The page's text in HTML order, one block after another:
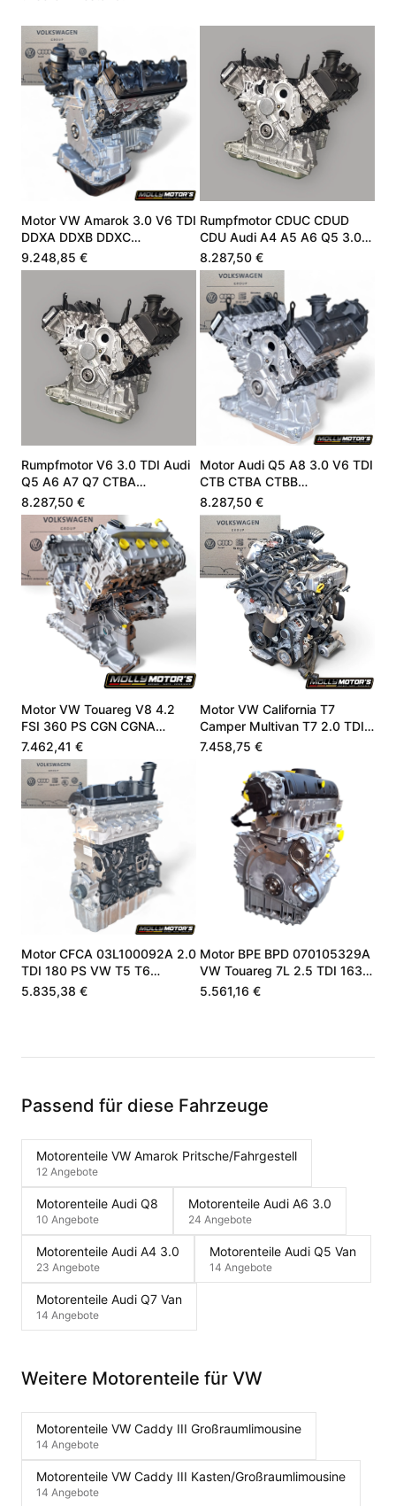
Motor VW Amarok 3.0 V6 TDI
DDXA DDXB DDXC
059100042E
9.248,85 €
Rumpfmotor CDUC CDUD
CDU Audi A4 A5 A6 Q5 3.0
V6 TDI 245 PS
8.287,50 €
Rumpfmotor V6 3.0 TDI Audi
Q5 A6 A7 Q7 CTBA
059100099Q
8.287,50 €
Motor Audi Q5 A8 3.0 V6 TDI
CTB CTBA CTBB
059100099Q
8.287,50 €
Motor VW Touareg V8 4.2
FSI 360 PS CGN CGNA
079100032F
7.462,41 €
Motor VW California T7
Camper Multivan T7 2.0 TDI
DZLA DZL 05L100033F
7.458,75 €
Motor CFCA 03L100092A 2.0
TDI 180 PS VW T5 T6
Transporter
5.835,38 €
Motor BPE BPD 070105329A
VW Touareg 7L 2.5 TDI 163
174 PS
5.561,16 €
Passend für diese Fahrzeuge
Motorenteile VW Amarok Pritsche/Fahrgestell
12 Angebote
Motorenteile Audi Q8
10 Angebote
Motorenteile Audi A6 3.0
24 Angebote
Motorenteile Audi A4 3.0
23 Angebote
Motorenteile Audi Q5 Van
14 Angebote
Motorenteile Audi Q7 Van
14 Angebote
Weitere Motorenteile für VW
Motorenteile VW Caddy III Großraumlimousine
14 Angebote
Motorenteile VW Caddy III Kasten/Großraumlimousine
14 Angebote